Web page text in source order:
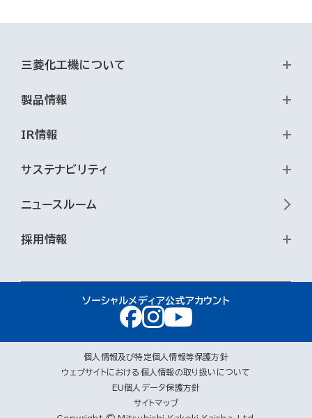
三菱化工機について
製品情報
IR情報
サステナビリティ
ニュースルーム
採用情報
ソーシャルメディア公式アカウント
個人情報及び特定個人情報等保護方針
ウェブサイトにおける個人情報の取り扱いについて
EU個人データ保護方針
サイトマップ